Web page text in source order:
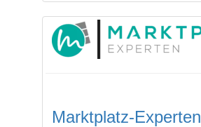
Marktplatz-Experten